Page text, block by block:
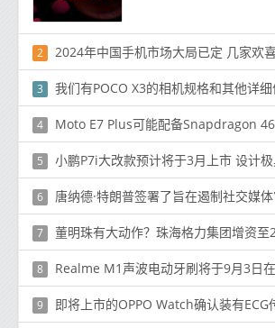
2 2024年中国手机市场大局已定 几家欢
3 我们有POCO X3的相机规格和其他详细
4 Moto E7 Plus可能配备Snapdragon
5 小鹏P7i大改款预计将于3月上市 设计
6 唐纳德·特朗普签署了旨在遏制社交媒
7 董明珠有大动作？珠海格力集团增资至
8 Realme M1声波电动牙刷将于9月3日
9 即将上市的OPPO Watch确认装有ECG